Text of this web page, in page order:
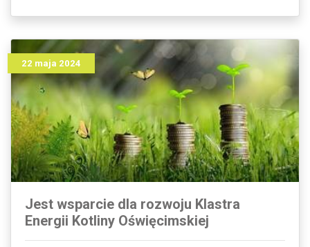
22 maja 2024
Jest wsparcie dla rozwoju Klastra
Energii Kotliny Oświęcimskiej